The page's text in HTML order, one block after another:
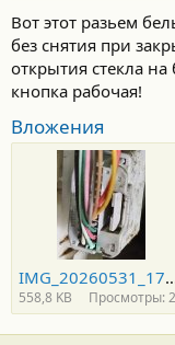
Вот этот разьем
без снятия при
открытия стекла
кнопка рабочая!
Вложения
558,8 KB Просмотры: